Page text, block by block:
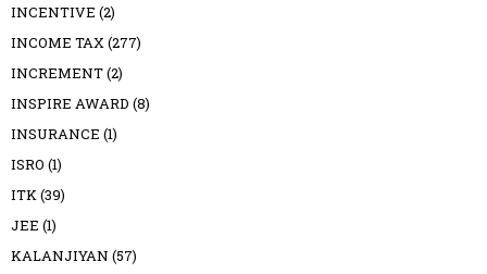
INCENTIVE (2)
INCOME TAX(277)
INCREMENT(2)
INSPIRE AWARD (8)
INSURANCE (1)
ISRO (1)
ITK(39)
JEE (1)
KALANJIYAN (57)